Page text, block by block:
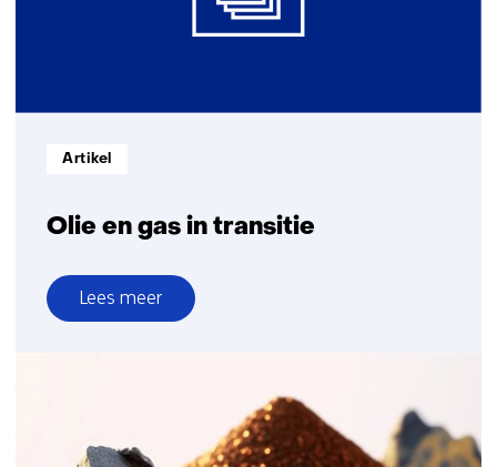
Olie en gas in transitie
Informatietype:
Artikel
Lees meer
over
transitie